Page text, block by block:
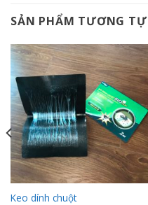
SẢN PHẨM TƯƠNG TỰ
Keo dính chuột